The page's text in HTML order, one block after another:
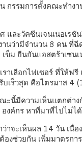
กรรมการตั้งคณะท
และวัคซีนเจนเนอ
นว่ามีจำนวน 8 คน
เข็ม ยืนยันแอสตร้า
ลือกไฟเซอร์ ที่ให้
เร็วสุด คือไตรมาส
นี้มีความเห็นแตกต่าง
งค์กร หาที่มาที่ไปไม่
ะเห็นผล 14 วัน เนื่
ช่วยกัน เพิ่มมาตร